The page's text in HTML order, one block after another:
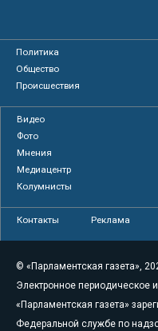
Политика
Общество
Происшествия
Видео
Фото
Мнения
Медиацентр
Колумнисты
Контакты Реклама
© «Парламентская газета»,
Электронное периодическое
«Парламентская газета»
Федеральной службе по